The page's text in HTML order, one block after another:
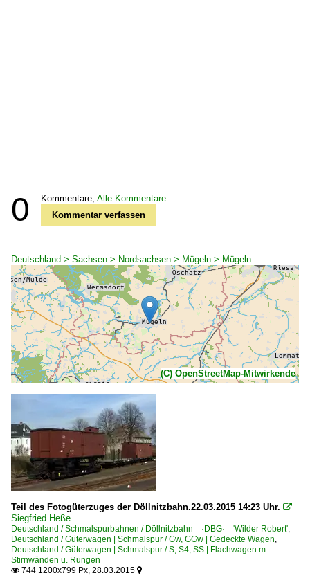
0 Kommentare, Alle Kommentare
Kommentar verfassen
Deutschland > Sachsen > Nordsachsen > Mügeln > Mügeln
(C) OpenStreetMap-Mitwirkende
Teil des Fotogüterzuges der Döllnitzbahn.22.03.2015 14:23 Uhr. 
Siegfried Heße
Deutschland / Schmalspurbahnen / Döllnitzbahn ·DBG· 'Wilder Robert',
Deutschland / Güterwagen | Schmalspur / Gw, GGw | Gedeckte Wagen,
Deutschland / Güterwagen | Schmalspur / S, S4, SS | Flachwagen m.
Stirnwänden u. Rungen
 744 1200x799 Px, 28.03.2015 